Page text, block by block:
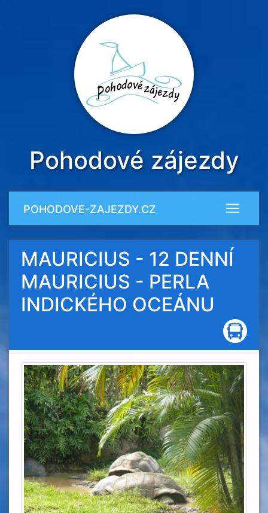
Pohodové zájezdy
POHODOVE-ZAJEZDY.CZ
MAURICIUS - 12 DENNÍ
MAURICIUS - PERLA
INDICKÉHO OCEÁNU